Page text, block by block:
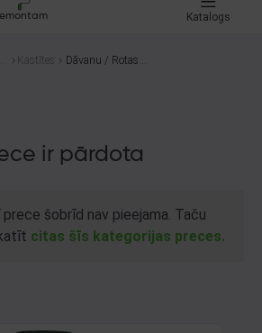
Katalogs
Kastītes
Dāvanu / Rotasli
ir pārdota
šobrīd nav pieejama. Taču
citas šīs kategorijas preces.